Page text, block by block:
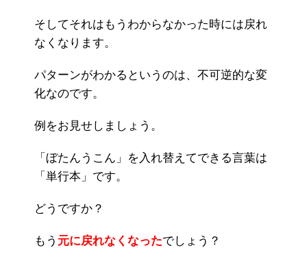
そしてそれはもうわからなかった時には戻れ
なくなります。
パターンがわかるというのは、不可逆的な変
化なのです。
例をお見せしましょう。
「ぼたんうこん」を入れ替えてできる言葉は
「単行本」です。
どうですか？
もう 元に戻れなくなったでしょう？